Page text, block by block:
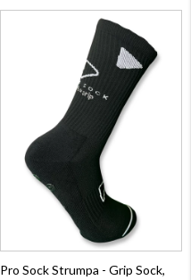
Pro Sock Strumpa - Grip Sock,